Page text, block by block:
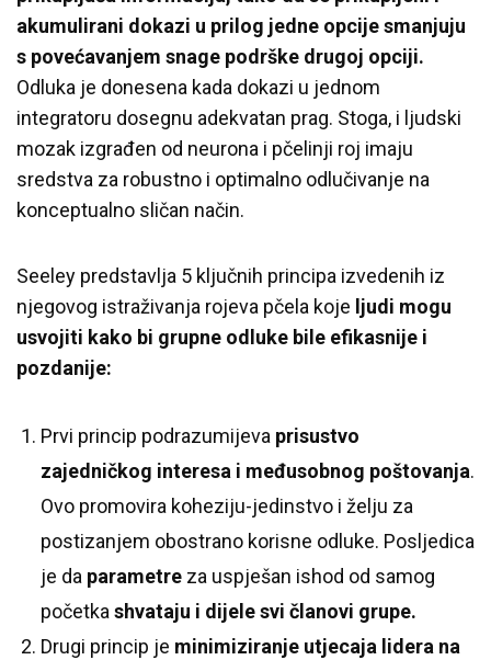
akumulirani dokazi u prilog jedne opcije smanjuju
s povećavanjem snage podrške drugoj opciji.
Odluka je donesena kada dokazi u jednom
integratoru dosegnu adekvatan prag. Stoga, i ljudski
mozak izgrađen od neurona i pčelinji roj imaju
sredstva za robustno i optimalno odlučivanje na
konceptualno sličan način.
Seeley predstavlja 5 ključnih principa izvedenih iz
njegovog istraživanja rojeva pčela koje ljudi mogu
usvojiti kako bi grupne odluke bile efikasnije i
pozdanije:
Prvi princip podrazumijeva prisustvo
zajedničkog interesa i međusobnog poštovanja.
Ovo promovira koheziju-jedinstvo i želju za
postizanjem obostrano korisne odluke. Posljedica
je da parametre za uspješan ishod od samog
početka shvataju i dijele svi članovi grupe.
Drugi princip je minimiziranje utjecaja lidera na